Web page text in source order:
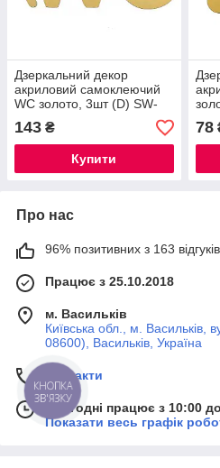
Дзеркальний декор
акриловий самоклеючий
WC золото, 3шт (D) SW-
00002525
143 ₴
Купити
78
Про нас
96% позитивних з 163
Працює з 25.10.2018
м. Васильків
Київська обл., м. Васильків,
08600), Васильків, Україна
Контакти
Сьогодні працює з 10:00
Показати весь графік
КНОПКА
ЗВ'ЯЗКУ